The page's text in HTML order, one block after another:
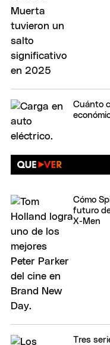
Cuánto
Cómo
futuro
X-Men
Tres